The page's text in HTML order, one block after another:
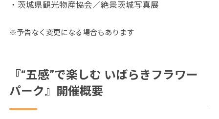
・茨城県観光物産協会／絶景茨城写真展
※予告なく変更になる場合もあります
『“五感”で楽しむ いばらきフラワー
パーク』開催概要